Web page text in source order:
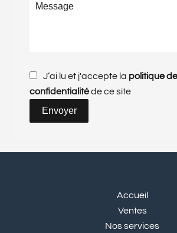
J’ai lu et j'accepte la politique de
confidentialitéde ce site
Envoyer
Accueil
Ventes
Nos services